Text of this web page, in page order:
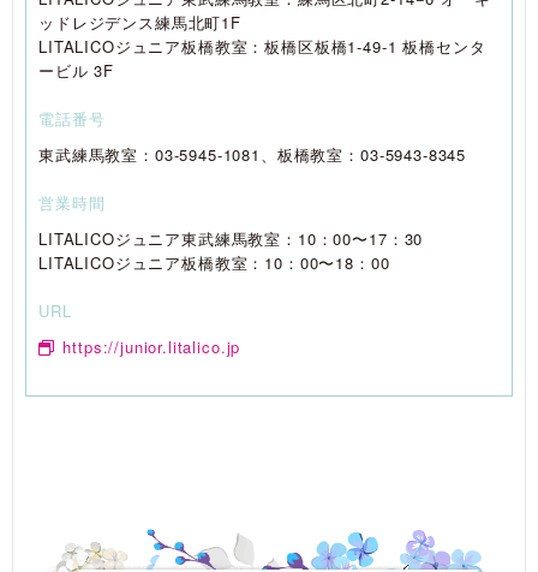
ッドレジデンス練馬北町1F
LITALICOジュニア板橋教室：板橋区板橋1-49-1 板橋センタ
ービル 3F
電話番号
東武練馬教室：03-5945-1081、板橋教室：03-5943-8345
営業時間
LITALICOジュニア東武練馬教室：10：00〜17：30
LITALICOジュニア板橋教室：10：00〜18：00
URL
https://junior.litalico.jp